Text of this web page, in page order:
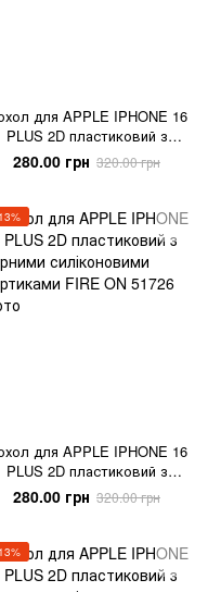
для APPLE IPHONE 16
PLUS 2D пластиковий з
чорними силіконовими
бортиками SNAKE SKIN
280.00 грн 320.00 грн
для APPLE IPHONE 16
PLUS 2D пластиковий з
чорними силіконовими
бортиками FIRE ON
280.00 грн 320.00 грн